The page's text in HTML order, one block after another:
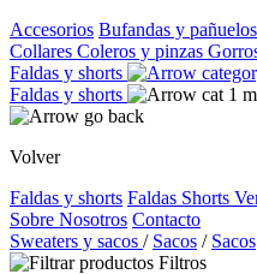
Accesorios Bufandas y pañuelos
Collares Coleros y pinzas
Faldas y shorts
Faldas y shorts
Volver
Faldas y shorts Faldas Shorts
Sobre Nosotros Contacto
Sweaters y sacos / Sacos / Sacos
Filtros